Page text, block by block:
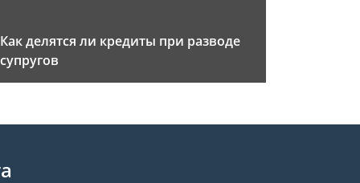
Как делятся ли кредиты при разводе
супругов